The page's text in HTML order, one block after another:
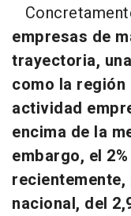
empresas de
trayectoria,
como la
actividad
encima de la
embargo, el
nacional, del